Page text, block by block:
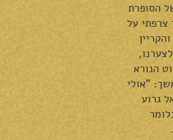
הסופרת
צרפתי על
ישראל ב-1961 – מופיעה תמונתה של ילדה בת 12 והקריין
הסיוט הנורא
"אולי
גרוע